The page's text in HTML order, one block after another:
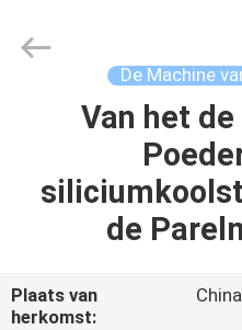
PRODUCTEN
ONS
Powder
Technology
De Machine
Van het
de
Plaats van
herkomst:
China